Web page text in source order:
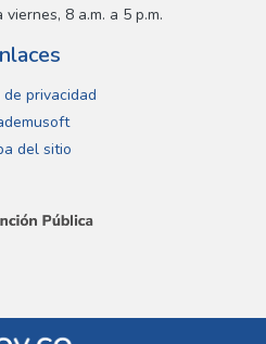
8 a.m. a 5 p.m.
privacidad
del sitio